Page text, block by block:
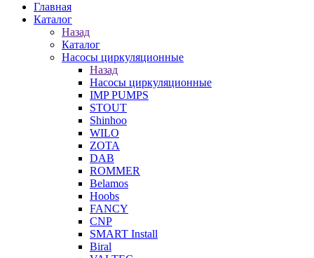
Главная
Каталог
Назад
Каталог
Насосы циркуляционные
Назад
Насосы циркуляционные
IMP PUMPS
STOUT
Shinhoo
WILO
ZOTA
DAB
ROMMER
Belamos
Hoobs
FANCY
CNP
SMART Install
Biral